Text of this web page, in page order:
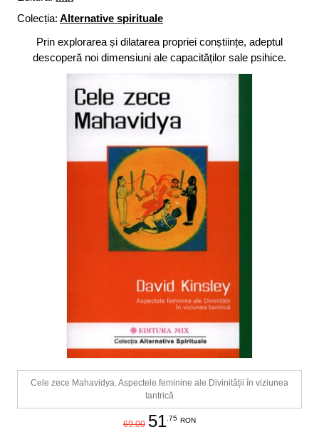
Colecția: Alternative spirituale
Prin explorarea și dilatarea propriei conștiințe, adeptul
descoperă noi dimensiuni ale capacităților sale psihice.
Cele zece Mahavidya. Aspectele feminine ale Divinității în viziunea
tantrică
69.00 51.75 RON